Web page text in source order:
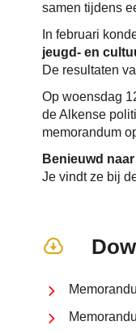
samen tijdens
In februari
jeugd- en
De resultaten
Op woensdag
de Alkense
memorandum
Benieuwd
Je vindt ze bij